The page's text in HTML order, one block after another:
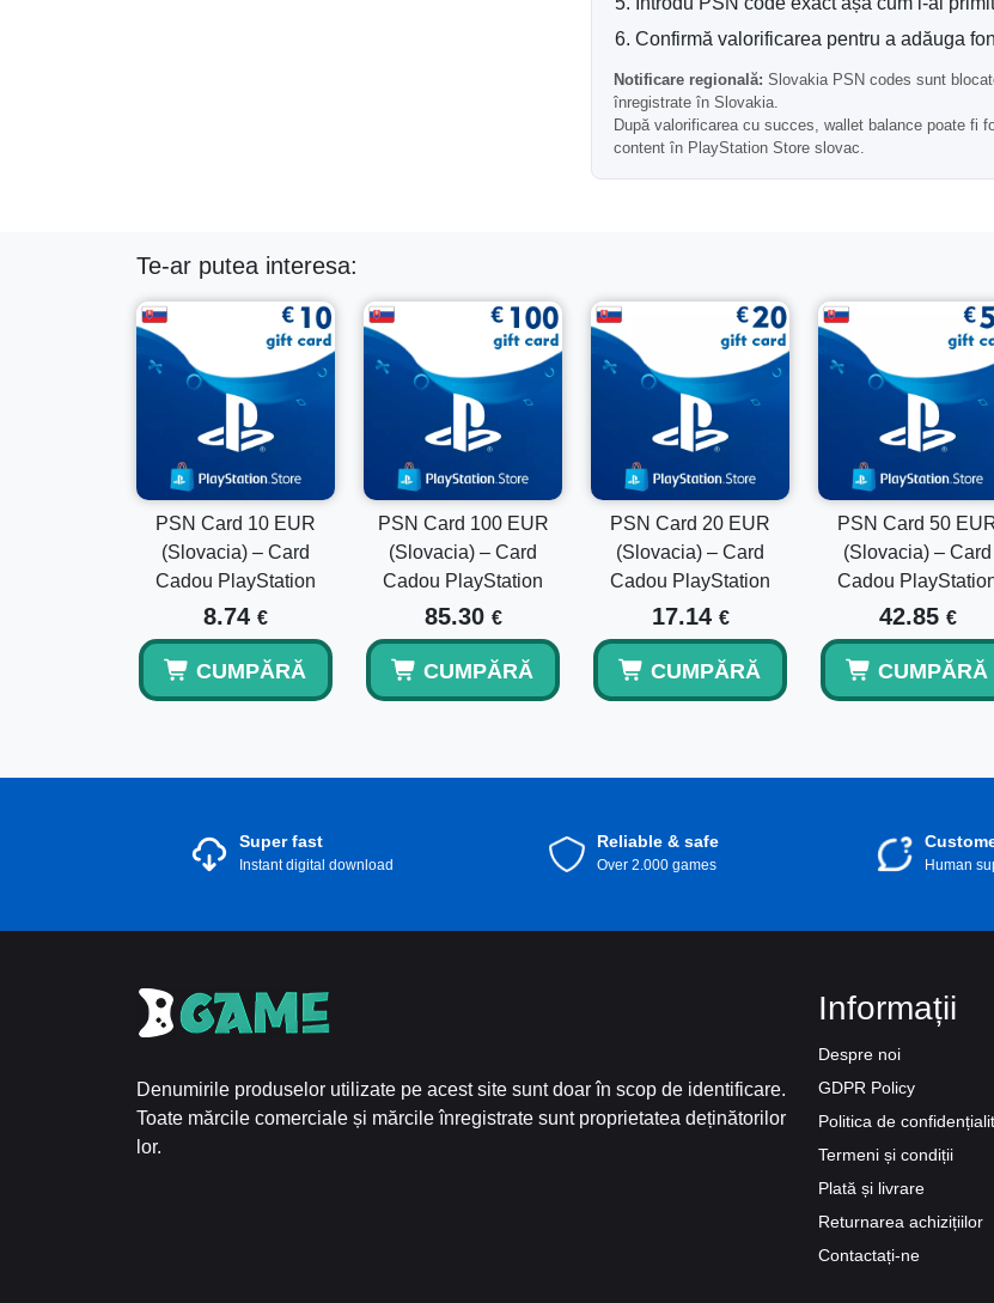
regională înainte de a cumpăra.
De Ce Să Cumpărați un
Această opțiune de mare valoare este
doresc un sold preplătit pentru comenzi mai
premium și cadouri digitale.
Poate fi folosit acest sold pe parcursul
Da, soldul răscumpărat poate fi utilizat pentru
Cât de repede voi primi codul?
Cele mai multe coduri PSN sunt livrate
Acest cod poate fi activat în afara
Nu, acest card PSN este blocat pe regiune și
Slovacia.
Confirmă valorificarea pentru a adăuga
Notificare regională: Slovakia PSN codes sunt
înregistrate în Slovakia.
După valorificarea cu succes, wallet balance poate fi
content în PlayStation Store slovac.
Te-ar putea interesa:
PSN Card 10 EUR
(Slovacia) – Card
Cadou PlayStation
8.74 €
CUMPĂRĂ
PSN Card 100 EUR
(Slovacia) – Card
Cadou PlayStation
85.30 €
CUMPĂRĂ
PSN Card 20 EUR
(Slovacia) – Card
Cadou PlayStation
17.14 €
CUMPĂRĂ
PSN Card 50
(Slovacia) – Card
Cadou
42.85 €
CUMPĂRĂ
Super fast
Instant digital download
Reliable & safe
Over 2.000 games Human
Denumirile produselor utilizate pe acest site sunt doar în scop de identificare.
Toate mărcile comerciale și mărcile înregistrate sunt proprietatea deținătorilor
lor.
Informații
Despre noi
GDPR Policy
Politica de
Termeni și condiții
Plată și livrare
Returnarea achizițiilor
Contactați-ne